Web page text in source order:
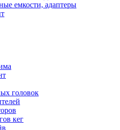
емкости, адаптеры
головок
кег